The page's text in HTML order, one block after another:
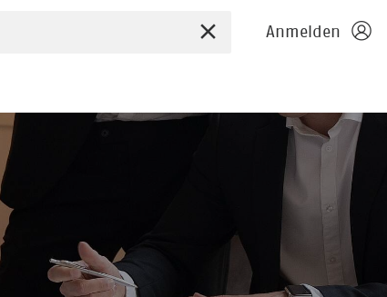
Sucheingabe zurücksetzen
Anmelden